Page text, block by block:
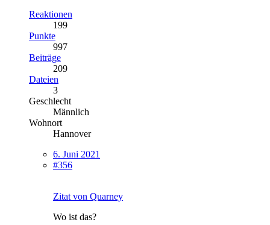
Reaktionen
199
Punkte
997
Beiträge
209
Dateien
3
Geschlecht
Männlich
Wohnort
Hannover
6. Juni 2021
#356
Zitat von Quarney
Wo ist das?